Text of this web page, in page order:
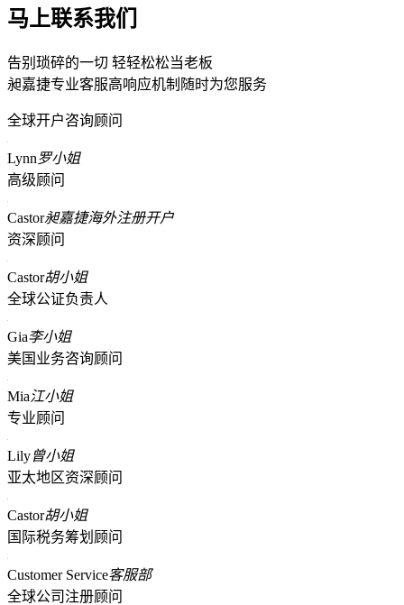
马上联系我们
告别琐碎的一切 轻轻松松当老板
昶嘉捷专业客服高响应机制随时为您服务
全球开户咨询顾问
Lynn罗小姐
高级顾问
Castor昶嘉捷海外注册开户
资深顾问
Castor胡小姐
全球公证负责人
Gia李小姐
美国业务咨询顾问
Mia江小姐
专业顾问
Lily曾小姐
亚太地区资深顾问
Castor胡小姐
国际税务筹划顾问
Customer Service客服部
全球公司注册顾问